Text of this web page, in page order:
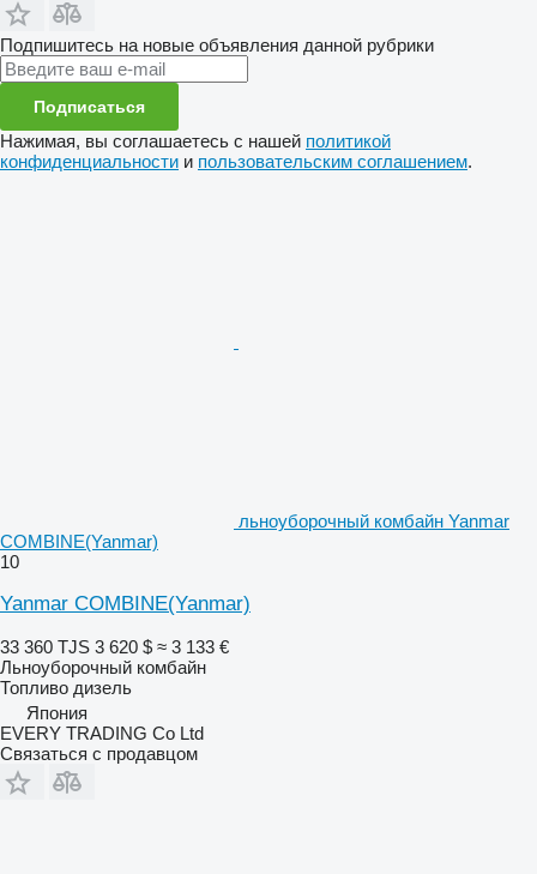
Подпишитесь на новые объявления данной рубрики
Подписаться
Нажимая, вы соглашаетесь с нашей политикой
конфиденциальности и пользовательским соглашением.
льноуборочный комбайн Yanmar
COMBINE(Yanmar)
10
Yanmar COMBINE(Yanmar)
33 360 TJS 3 620 $ ≈ 3 133 €
Льноуборочный комбайн
Топливо дизель
Япония
EVERY TRADING Co Ltd
Связаться с продавцом